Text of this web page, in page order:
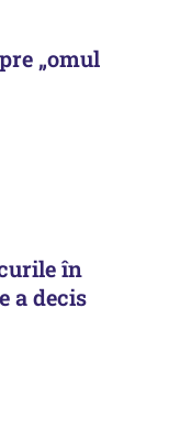
„omul
în
a decis